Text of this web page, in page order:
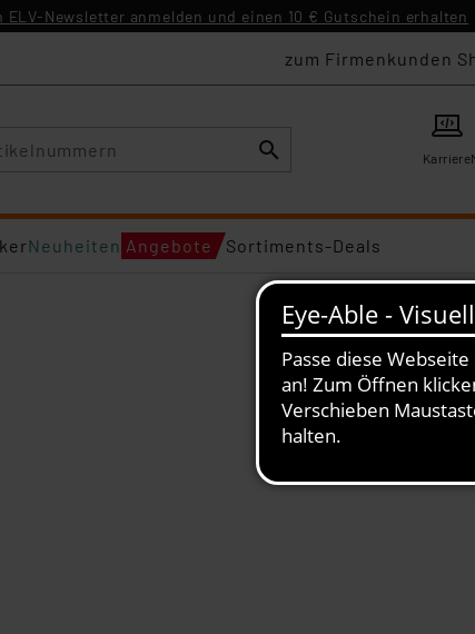
ELV-Newsletter anmelden und einen 10 € Gutschein erhalten
zum Firmenkunden
Karriere
Neuheiten Angebote Sortiments-Deals